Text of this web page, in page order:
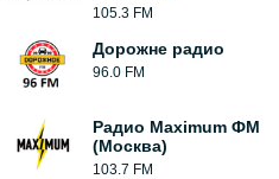
105.3 FM
Дорожне радио
96.0 FM
Радио Maximum ФМ
(Москва)
103.7 FM